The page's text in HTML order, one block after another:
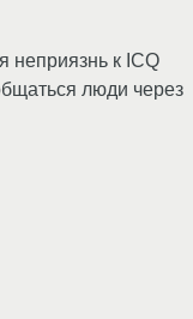
неприязнь к ICQ
люди через